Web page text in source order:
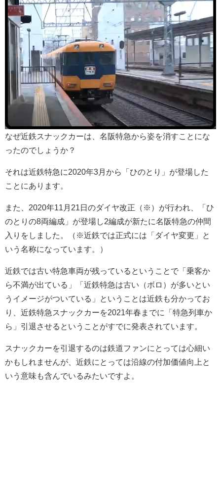
なぜ近鉄スナックカーは、名阪特急から姿を消すことにな
ったのでしょうか？
それは近鉄特急に2020年3月から「ひのとり」が登場した
ことにあります。
また、2020年11月21日のダイヤ改正（※）が行われ、「ひ
のとりの8両編成」が登場し2編成が新たに名阪特急の仲間
入りをしました。（※近鉄では正式には「ダイヤ変更」と
いう名称になっています。）
近鉄では古い特急車両が残っているということで「乗客か
ら不満が出ている」「近鉄特急は古い（ボロ）が多いとい
うイメージがついている」ということは近鉄も分かってお
り、近鉄特急スナックカーを2021年春までに「特急列車か
ら」引退させるということがすでに発表されています。
スナックカーを引退するのは鉄道ファンにとっては心細い
かもしれませんが、近鉄にとっては沿線の付加価値向上と
いう意味も含んでいるみたいですよ。